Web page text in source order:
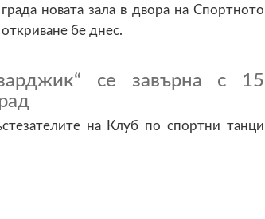
новата зала в двора на Спортното
бе днес.
се завърна с 15
на Клуб по спортни танци